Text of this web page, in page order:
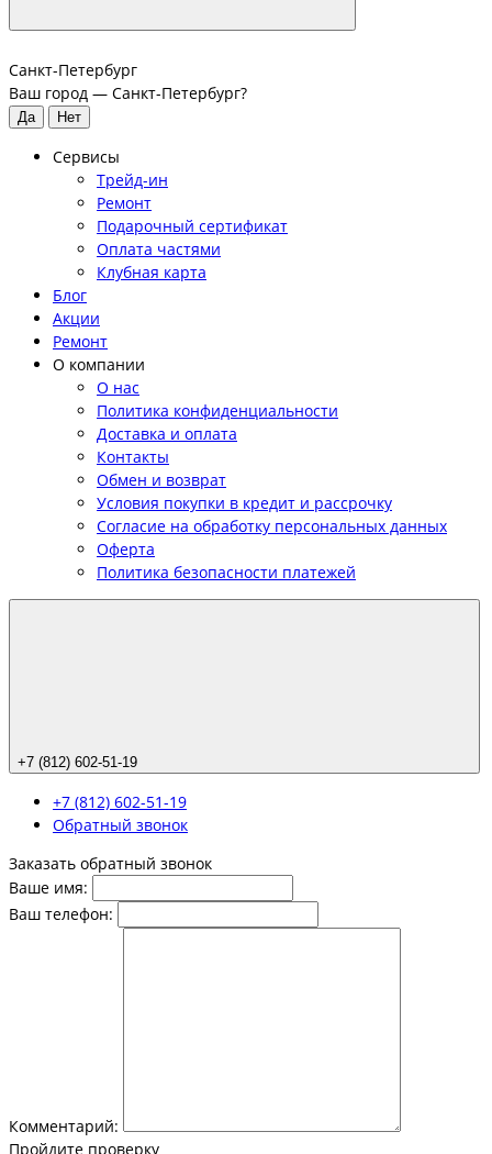
Санкт-Петербург
Ваш город — Санкт-Петербург?
Сервисы
Трейд-ин
Ремонт
Подарочный сертификат
Оплата частями
Клубная карта
Блог
Акции
Ремонт
О компании
О нас
Политика конфиденциальности
Доставка и оплата
Контакты
Обмен и возврат
Условия покупки в кредит и рассрочку
Согласие на обработку персональных данных
Оферта
Политика безопасности платежей
+7 (812) 602-51-19
+7 (812) 602-51-19
Обратный звонок
Заказать обратный звонок
Ваше имя:
Ваш телефон:
Комментарий:
Пройдите проверку